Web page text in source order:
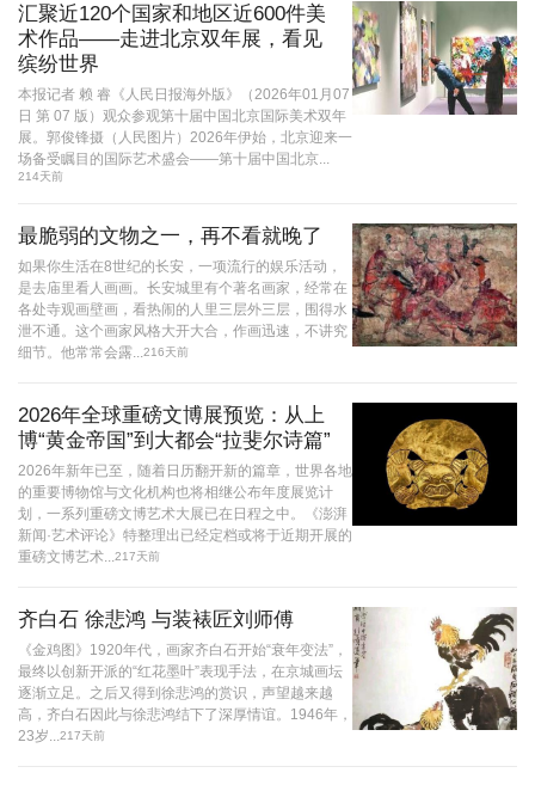
汇聚近120个国家和地区近600件美
术作品——走进北京双年展，看见
缤纷世界
本报记者 赖 睿《人民日报海外版》（2026年01月07
日 第 07 版）观众参观第十届中国北京国际美术双年
展。郭俊锋摄（人民图片）2026年伊始，北京迎来一
场备受瞩目的国际艺术盛会——第十届中国北京...
214天前
最脆弱的文物之一，再不看就晚了
如果你生活在8世纪的长安，一项流行的娱乐活动，
是去庙里看人画画。长安城里有个著名画家，经常在
各处寺观画壁画，看热闹的人里三层外三层，围得水
泄不通。这个画家风格大开大合，作画迅速，不讲究
细节。他常常会露...
216天前
2026年全球重磅文博展预览：从上
博“黄金帝国”到大都会“拉斐尔诗篇”
2026年新年已至，随着日历翻开新的篇章，世界各地
的重要博物馆与文化机构也将相继公布年度展览计
划，一系列重磅文博艺术大展已在日程之中。《澎湃
新闻·艺术评论》特整理出已经定档或将于近期开展的
重磅文博艺术...
217天前
齐白石 徐悲鸿 与装裱匠刘师傅
《金鸡图》1920年代，画家齐白石开始“衰年变法”，
最终以创新开派的“红花墨叶”表现手法，在京城画坛
逐渐立足。之后又得到徐悲鸿的赏识，声望越来越
高，齐白石因此与徐悲鸿结下了深厚情谊。1946年，
23岁...
217天前